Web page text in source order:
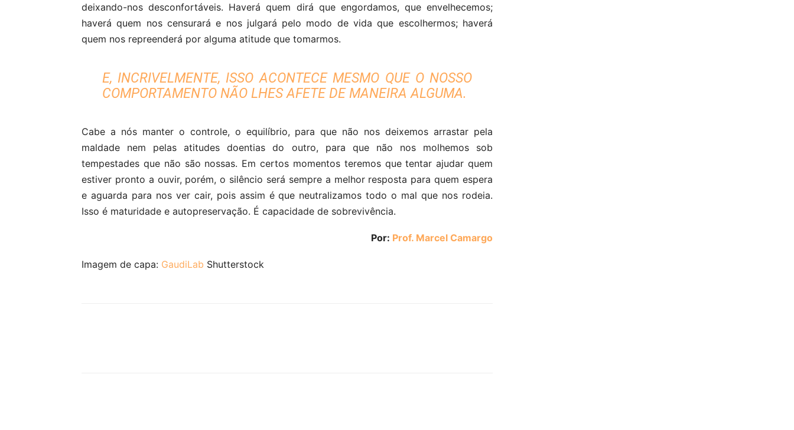
deixando-nos desconfortáveis. Haverá quem dirá que engordamos, que envelhecemos;
haverá quem nos censurará e nos julgará pelo modo de vida que escolhermos; haverá
quem nos repreenderá por alguma atitude que tomarmos.
E, INCRIVELMENTE, ISSO ACONTECE MESMO QUE O NOSSO
COMPORTAMENTO NÃO LHES AFETE DE MANEIRA ALGUMA.
Cabe a nós manter o controle, o equilíbrio, para que não nos deixemos arrastar pela
maldade nem pelas atitudes doentias do outro, para que não nos molhemos sob
tempestades que não são nossas. Em certos momentos teremos que tentar ajudar quem
estiver pronto a ouvir, porém, o silêncio será sempre a melhor resposta para quem espera
e aguarda para nos ver cair, pois assim é que neutralizamos todo o mal que nos rodeia.
Isso é maturidade e autopreservação. É capacidade de sobrevivência.
Por: Prof. Marcel Camargo
Imagem de capa: GaudiLab Shutterstock